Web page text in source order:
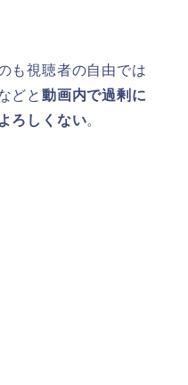
も視聴者の自由では
どと 動画内で過剰に
ろしくない。